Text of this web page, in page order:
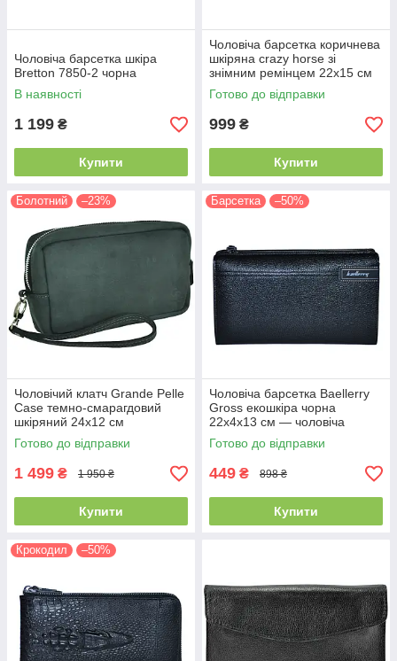
Чоловіча барсетка шкіра
Bretton 7850-2 чорна
В наявності
1 199 ₴
Купити
Чоловіча барсетка коричнева
шкіряна crazy horse зі
знімним ремінцем 22х15 см
М66
Готово до відправки
999 ₴
Купити
Болотний –23%
Чоловічий клатч Grande Pelle
Case темно-смарагдовий
шкіряний 24х12 см
Готово до відправки
1 499 ₴ 1 950 ₴
Купити
Барсетка –50%
Чоловіча барсетка Baellerry
Gross екошкіра чорна
22х4х13 см — чоловіча
барсетка на блискавці
Готово до відправки
449 ₴ 898 ₴
Купити
Крокодил –50%